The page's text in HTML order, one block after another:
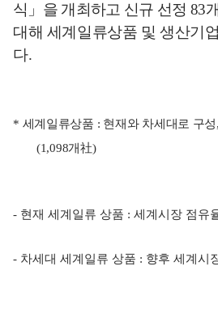
식 」 을 개최하고 신규 선정83
대해 세계일류상품 및 생산기
다.
* 세계일류상품 : 현재와 차세대로 구성
(1,098개社)
- 현재 세계일류 상품 : 세계시장 점유
- 차세대 세계일류 상품 : 향후 세계시